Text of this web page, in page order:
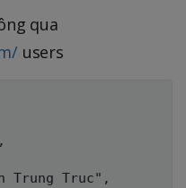
qua
users
Trung Truc",